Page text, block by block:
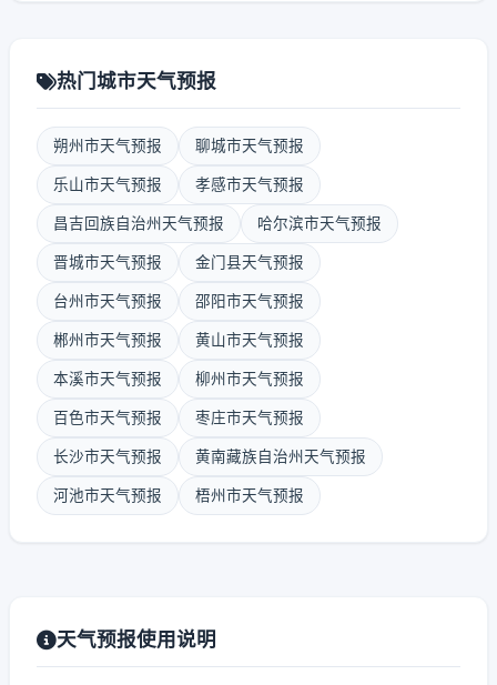
热门城市天气预报
朔州市天气预报 聊城市天气预报
乐山市天气预报 孝感市天气预报
昌吉回族自治州天气预报 哈尔滨市天气预报
晋城市天气预报 金门县天气预报
台州市天气预报 邵阳市天气预报
郴州市天气预报 黄山市天气预报
本溪市天气预报 柳州市天气预报
百色市天气预报 枣庄市天气预报
长沙市天气预报 黄南藏族自治州天气预报
河池市天气预报 梧州市天气预报
天气预报使用说明